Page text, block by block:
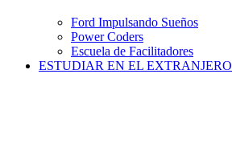
Ford Impulsando Sueños
Power Coders
Escuela de Facilitadores
ESTUDIAR EN EL EXTRANJERO